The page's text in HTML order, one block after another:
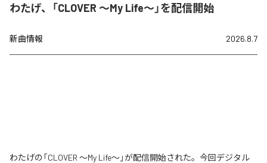
わたげ、「CLOVER ～My Life～」を配信開始
新曲情報 2026.8.7
わたげの「CLOVER ～My Life～」が配信開始された。今回デジタル